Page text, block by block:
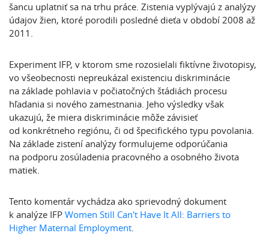
šancu uplatniť sa na trhu práce. Zistenia vyplývajú z analýzy
údajov žien, ktoré porodili posledné dieťa v období 2008 až
2011.
Experiment IFP, v ktorom sme rozosielali fiktívne životopisy,
vo všeobecnosti nepreukázal existenciu diskriminácie
na základe pohlavia v počiatočných štádiách procesu
hľadania si nového zamestnania. Jeho výsledky však
ukazujú, že miera diskriminácie môže závisieť
od konkrétneho regiónu, či od špecifického typu povolania.
Na základe zistení analýzy formulujeme odporúčania
na podporu zosúladenia pracovného a osobného života
matiek.
Tento komentár vychádza ako sprievodný dokument
k analýze IFP Women Still Can't Have It All: Barriers to
Higher Maternal Employment.